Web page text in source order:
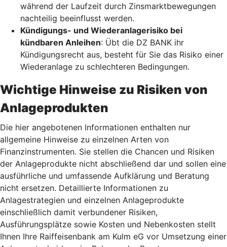
während der Laufzeit durch Zinsmarktbewegungen
nachteilig beeinflusst werden.
Kündigungs- und Wiederanlagerisiko bei
kündbaren Anleihen: Übt die DZ BANK ihr
Kündigungsrecht aus, besteht für Sie das Risiko einer
Wiederanlage zu schlechteren Bedingungen.
Wichtige Hinweise zu Risiken von
Anlageprodukten
Die hier angebotenen Informationen enthalten nur
allgemeine Hinweise zu einzelnen Arten von
Finanzinstrumenten. Sie stellen die Chancen und Risiken
der Anlageprodukte nicht abschließend dar und sollen eine
ausführliche und umfassende Aufklärung und Beratung
nicht ersetzen. Detaillierte Informationen zu
Anlagestrategien und einzelnen Anlageprodukte
einschließlich damit verbundener Risiken,
Ausführungsplätze sowie Kosten und Nebenkosten stellt
Ihnen Ihre Raiffeisenbank am Kulm eG vor Umsetzung einer